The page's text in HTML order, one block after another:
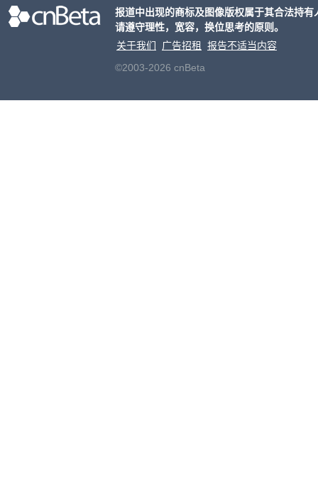
报道中出现的商标及图像版权属于其合法持
请遵守理性，宽容，换位思考的原则。
关于我们
广告招租
报告不适当内容
©2003-2026 cnBeta